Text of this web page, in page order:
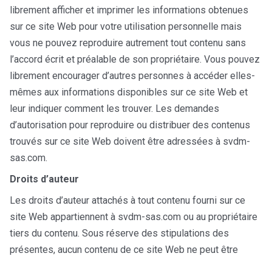
librement afficher et imprimer les informations obtenues
sur ce site Web pour votre utilisation personnelle mais
vous ne pouvez reproduire autrement tout contenu sans
l’accord écrit et préalable de son propriétaire. Vous pouvez
librement encourager d’autres personnes à accéder elles-
mêmes aux informations disponibles sur ce site Web et
leur indiquer comment les trouver. Les demandes
d’autorisation pour reproduire ou distribuer des contenus
trouvés sur ce site Web doivent être adressées à svdm-
sas.com.
Droits d’auteur
Les droits d’auteur attachés à tout contenu fourni sur ce
site Web appartiennent à svdm-sas.com ou au propriétaire
tiers du contenu. Sous réserve des stipulations des
présentes, aucun contenu de ce site Web ne peut être